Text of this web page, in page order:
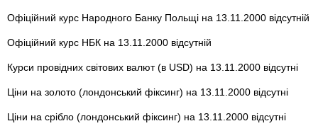
Офіційний курс Народного Банку Польщі на 13.11.2000 відсутній
Офіційний курс НБК на 13.11.2000 відсутній
Курси провідних світових валют (в USD) на 13.11.2000 відсутні
Ціни на золото (лондонський фіксинг) на 13.11.2000 відсутні
Ціни на срібло (лондонський фіксинг) на 13.11.2000 відсутні